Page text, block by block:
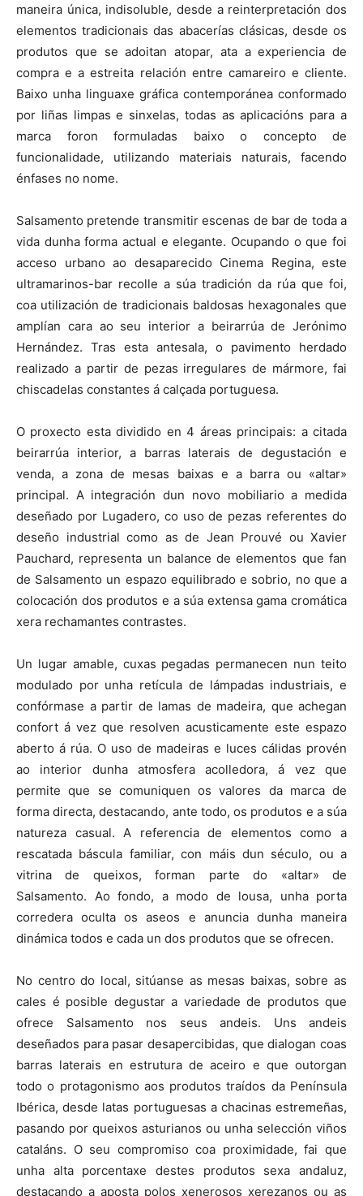
maneira única, indisoluble, desde a reinterpretación dos
elementos tradicionais das abacerías clásicas, desde os
produtos que se adoitan atopar, ata a experiencia de
compra e a estreita relación entre camareiro e cliente.
Baixo unha linguaxe gráfica contemporánea conformado
por liñas limpas e sinxelas, todas as aplicacións para a
marca foron formuladas baixo o concepto de
funcionalidade, utilizando materiais naturais, facendo
énfases no nome.
Salsamento pretende transmitir escenas de bar de toda a
vida dunha forma actual e elegante. Ocupando o que foi
acceso urbano ao desaparecido Cinema Regina, este
ultramarinos-bar recolle a súa tradición da rúa que foi,
coa utilización de tradicionais baldosas hexagonales que
amplían cara ao seu interior a beirarrúa de Jerónimo
Hernández. Tras esta antesala, o pavimento herdado
realizado a partir de pezas irregulares de mármore, fai
chiscadelas constantes á calçada portuguesa.
O proxecto esta dividido en 4 áreas principais: a citada
beirarrúa interior, a barras laterais de degustación e
venda, a zona de mesas baixas e a barra ou «altar»
principal. A integración dun novo mobiliario a medida
deseñado por Lugadero, co uso de pezas referentes do
deseño industrial como as de Jean Prouvé ou Xavier
Pauchard, representa un balance de elementos que fan
de Salsamento un espazo equilibrado e sobrio, no que a
colocación dos produtos e a súa extensa gama cromática
xera rechamantes contrastes.
Un lugar amable, cuxas pegadas permanecen nun teito
modulado por unha retícula de lámpadas industriais, e
confórmase a partir de lamas de madeira, que achegan
confort á vez que resolven acusticamente este espazo
aberto á rúa. O uso de madeiras e luces cálidas provén
ao interior dunha atmosfera acolledora, á vez que
permite que se comuniquen os valores da marca de
forma directa, destacando, ante todo, os produtos e a súa
natureza casual. A referencia de elementos como a
rescatada báscula familiar, con máis dun século, ou a
vitrina de queixos, forman parte do «altar» de
Salsamento. Ao fondo, a modo de lousa, unha porta
corredera oculta os aseos e anuncia dunha maneira
dinámica todos e cada un dos produtos que se ofrecen.
No centro do local, sitúanse as mesas baixas, sobre as
cales é posible degustar a variedade de produtos que
ofrece Salsamento nos seus andeis. Uns andeis
deseñados para pasar desapercibidas, que dialogan coas
barras laterais en estrutura de aceiro e que outorgan
todo o protagonismo aos produtos traídos da Península
Ibérica, desde latas portuguesas a chacinas estremeñas,
pasando por queixos asturianos ou unha selección viños
cataláns. O seu compromiso coa proximidade, fai que
unha alta porcentaxe destes produtos sexa andaluz,
destacando a aposta polos xenerosos xerezanos ou as